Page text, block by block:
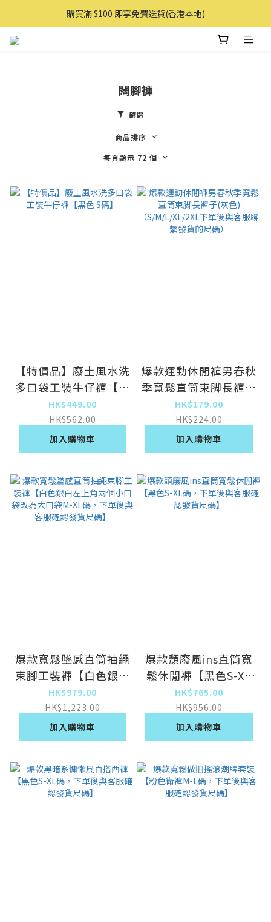
購買滿 $100 即享免費送貨(香港本地)
購買滿 $100 即享免費送貨(香港本地)
闊腳褲
篩選
商品排序
每頁顯示 72 個
【特價品】廢土風水洗
多口袋工裝牛仔褲【黑
色 S碼】
HK$449.00
HK$562.00
加入購物車
爆款運動休閒褲男春秋
季寬鬆直筒束脚長褲子
(灰色)
（S/M/L/XL/2XL下單
後與客服聯繫發貨的尺
碼）
HK$179.00
HK$224.00
加入購物車
爆款寬鬆墜感直筒抽繩
束腳工裝褲【白色銀白
左上角兩個小口袋改為
大口袋M-XL碼，下單
後與客服確認發貨尺
碼】
HK$979.00
HK$1,223.00
加入購物車
爆款頹廢風ins直筒寬
鬆休閒褲【黑色S-XL
碼，下單後與客服確認
發貨尺碼】
HK$765.00
HK$956.00
加入購物車